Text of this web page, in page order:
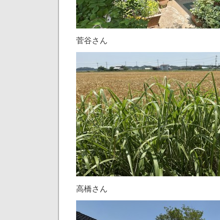
菅谷さん
高橋さん